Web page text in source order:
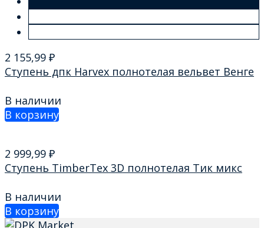
2 155,99 ₽
Ступень дпк Harvex полнотелая вельвет Венге
В наличии
В корзину
2 999,99 ₽
Ступень TimberTex 3D полнотелая Тик микс
В наличии
В корзину